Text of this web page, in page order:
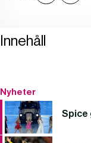
Innehåll
Nyheter
Spice